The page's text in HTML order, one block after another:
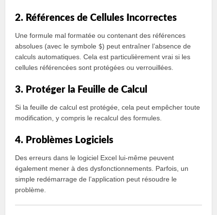
2. Références de Cellules Incorrectes
Une formule mal formatée ou contenant des références
absolues (avec le symbole $) peut entraîner l’absence de
calculs automatiques. Cela est particulièrement vrai si les
cellules référencées sont protégées ou verrouillées.
3. Protéger la Feuille de Calcul
Si la feuille de calcul est protégée, cela peut empêcher toute
modification, y compris le recalcul des formules.
4. Problèmes Logiciels
Des erreurs dans le logiciel Excel lui-même peuvent
également mener à des dysfonctionnements. Parfois, un
simple redémarrage de l’application peut résoudre le
problème.